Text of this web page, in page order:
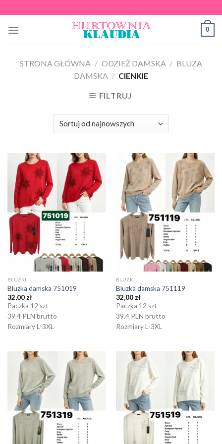
to
content
0
STRONA GŁÓWNA / ODZIEŻ DAMSKA / BLUZA
DAMSKA / CIENKIE
FILTRUJ
BLUZKI
Bluzka damska 751019
32,00 zł
Paczka 12 szt
39.4 PLN brutto
Rozmiary L-3XL
BLUZKI
Bluzka damska 751119
32,00 zł
Paczka 12 szt
39.4 PLN brutto
Rozmiary L-3XL